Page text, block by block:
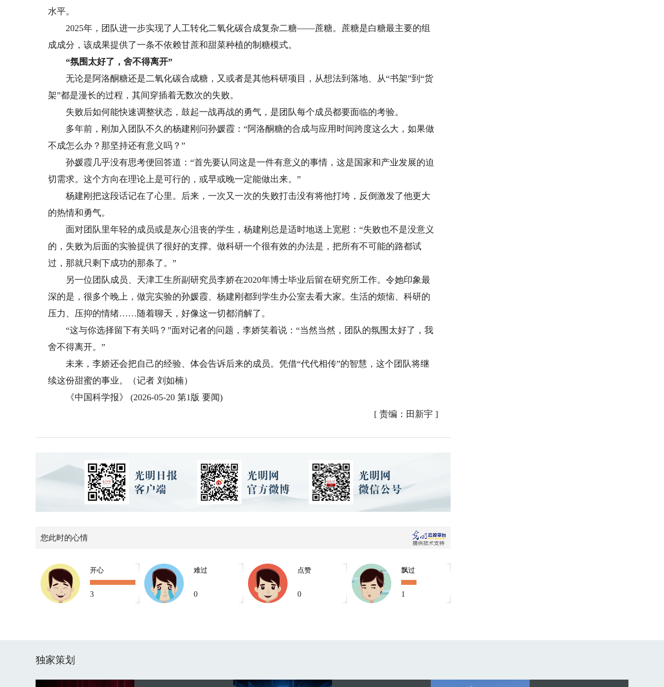
水平。
2025年，团队进一步实现了人工转化二氧化碳合成复杂二糖——蔗糖。蔗糖是白糖最主要的组
成成分，该成果提供了一条不依赖甘蔗和甜菜种植的制糖模式。
“氛围太好了，舍不得离开”
无论是阿洛酮糖还是二氧化碳合成糖，又或者是其他科研项目，从想法到落地、从“书架”到“货
架”都是漫长的过程，其间穿插着无数次的失败。
失败后如何能快速调整状态，鼓起一战再战的勇气，是团队每个成员都要面临的考验。
多年前，刚加入团队不久的杨建刚问孙媛霞：“阿洛酮糖的合成与应用时间跨度这么大，如果做
不成怎么办？那坚持还有意义吗？”
孙媛霞几乎没有思考便回答道：“首先要认同这是一件有意义的事情，这是国家和产业发展的迫
切需求。这个方向在理论上是可行的，或早或晚一定能做出来。”
杨建刚把这段话记在了心里。后来，一次又一次的失败打击没有将他打垮，反倒激发了他更大
的热情和勇气。
面对团队里年轻的成员或是灰心沮丧的学生，杨建刚总是适时地送上宽慰：“失败也不是没意义
的，失败为后面的实验提供了很好的支撑。做科研一个很有效的办法是，把所有不可能的路都试
过，那就只剩下成功的那条了。”
另一位团队成员、天津工生所副研究员李娇在2020年博士毕业后留在研究所工作。令她印象最
深的是，很多个晚上，做完实验的孙媛霞、杨建刚都到学生办公室去看大家。生活的烦恼、科研的
压力、压抑的情绪……随着聊天，好像这一切都消解了。
“这与你选择留下有关吗？”面对记者的问题，李娇笑着说：“当然当然，团队的氛围太好了，我
舍不得离开。”
未来，李娇还会把自己的经验、体会告诉后来的成员。凭借“代代相传”的智慧，这个团队将继
续这份甜蜜的事业。（记者 刘如楠）
《中国科学报》 (2026-05-20 第1版 要闻)
[ 责编：田新宇 ]
您此时的心情
开心
3
难过
0
点赞
0
飘过
1
独家策划